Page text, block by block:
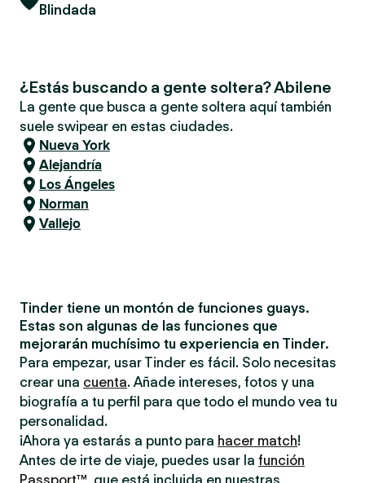
Blindada
¿Estás buscando a gente soltera? Abilene
La gente que busca a gente soltera aquí también
suele swipear en estas ciudades.
Nueva York
Alejandría
Los Ángeles
Norman
Vallejo
Tinder tiene un montón de funciones guays.
Estas son algunas de las funciones que
mejorarán muchísimo tu experiencia en Tinder.
Para empezar, usar Tinder es fácil. Solo necesitas
crear una cuenta. Añade intereses, fotos y una
biografía a tu perfil para que todo el mundo vea tu
personalidad.
¡Ahora ya estarás a punto para hacer match!
Antes de irte de viaje, puedes usar la función
Passport™, que está incluida en nuestras